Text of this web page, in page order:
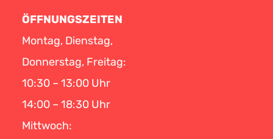
ÖFFNUNGSZEITEN
Montag, Dienstag,
Donnerstag, Freitag:
10:30 – 13:00 Uhr
14:00 – 18:30 Uhr
Mittwoch: